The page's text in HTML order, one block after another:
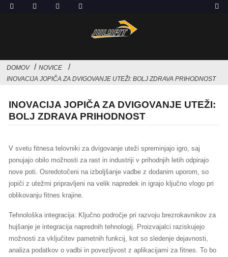
DOMOV
NOVICE
INOVACIJA JOPIČA ZA DVIGOVANJE UTEŽI: BOLJ ZDRAVA PRIHODNOST
INOVACIJA JOPIČA ZA DVIGOVANJE UTEŽI:
BOLJ ZDRAVA PRIHODNOST
V svetu fitnesa telovniki za dvigovanje uteži spreminjajo igro, saj
ponujajo obilo možnosti za rast in industriji v prihodnjih letih odpirajo
nove poti. Osredotočeni na izboljšanje vadbe z dodanim uporom, so
jopiči z utežmi pripravljeni na velik napredek in igrajo ključno vlogo pri
oblikovanju fitnes krajine.
Tehnološka integracija: Ključno področje pri razvoju brezrokavnikov za
hujšanje je integracija naprednih tehnologij. Proizvajalci raziskujejo
možnosti za vključitev pametnih funkcij, kot so sledenje dejavnosti,
analiza podatkov o vadbi in povezljivost z aplikacijami za fitnes. To bo